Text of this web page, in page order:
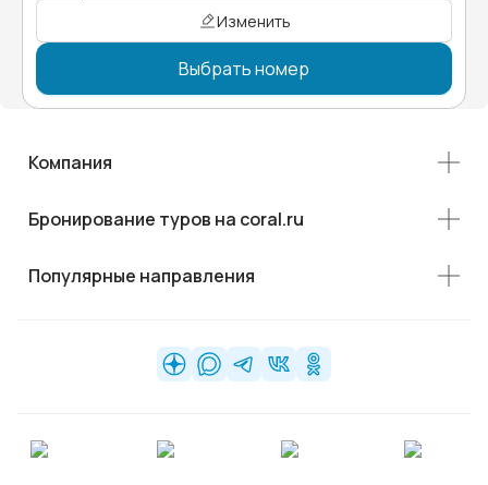
Изменить
Выбрать номер
Компания
Бронирование туров на coral.ru
Популярные направления